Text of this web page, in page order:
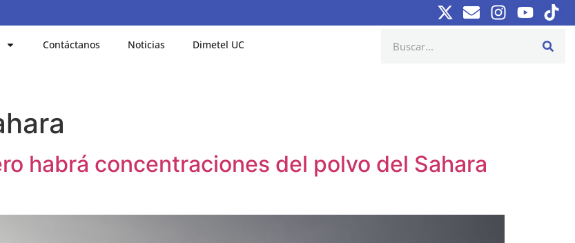
Contáctanos Noticias Dimetel UC
habrá concentraciones del polvo del Sahara